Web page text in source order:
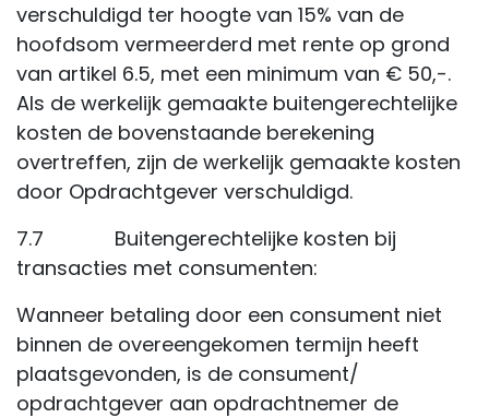
verschuldigd ter hoogte van 15% van de
hoofdsom vermeerderd met rente op grond
van artikel 6.5, met een minimum van € 50,-.
Als de werkelijk gemaakte buitengerechtelijke
kosten de bovenstaande berekening
overtreffen, zijn de werkelijk gemaakte kosten
door Opdrachtgever verschuldigd.
7.7 Buitengerechtelijke kosten bij
transacties met consumenten:
Wanneer betaling door een consument niet
binnen de overeengekomen termijn heeft
plaatsgevonden, is de consument/
opdrachtgever aan opdrachtnemer de